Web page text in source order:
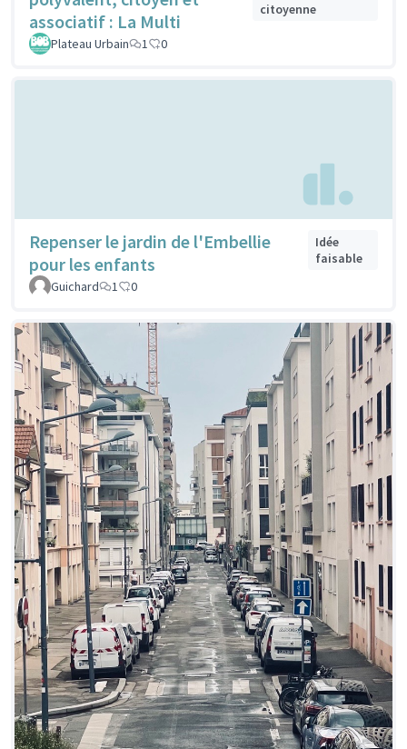
associatif : La Multi
citoyenne
Plateau Urbain 1 0
Repenser le jardin de l'Embellie
pour les enfants
Idée
faisable
Guichard
1 0